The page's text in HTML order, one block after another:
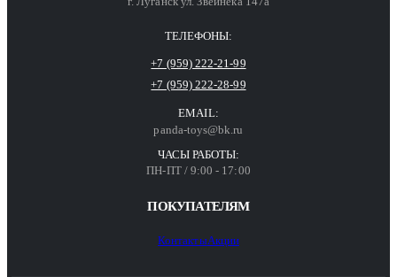
ТЕЛЕФОНЫ:
+7 (959) 222-21-99
+7 (959) 222-28-99
EMAIL:
panda-toys@bk.ru
ЧАСЫ РАБОТЫ:
ПН-ПТ / 9:00 - 17:00
ПОКУПАТЕЛЯМ
КонтактыАкции